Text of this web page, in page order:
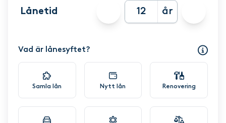
Lånetid år
Vad är lånesyftet?
Samla lån Nytt lån Renovering